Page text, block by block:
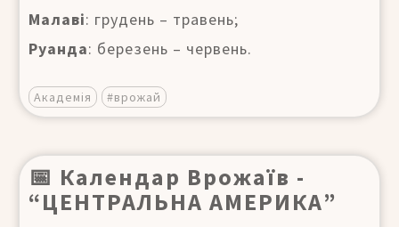
Малаві: грудень – травень;
Руанда: березень – червень.
Академія #врожай
📅 Календар Врожаїв -
“ЦЕНТРАЛЬНА АМЕРИКА”